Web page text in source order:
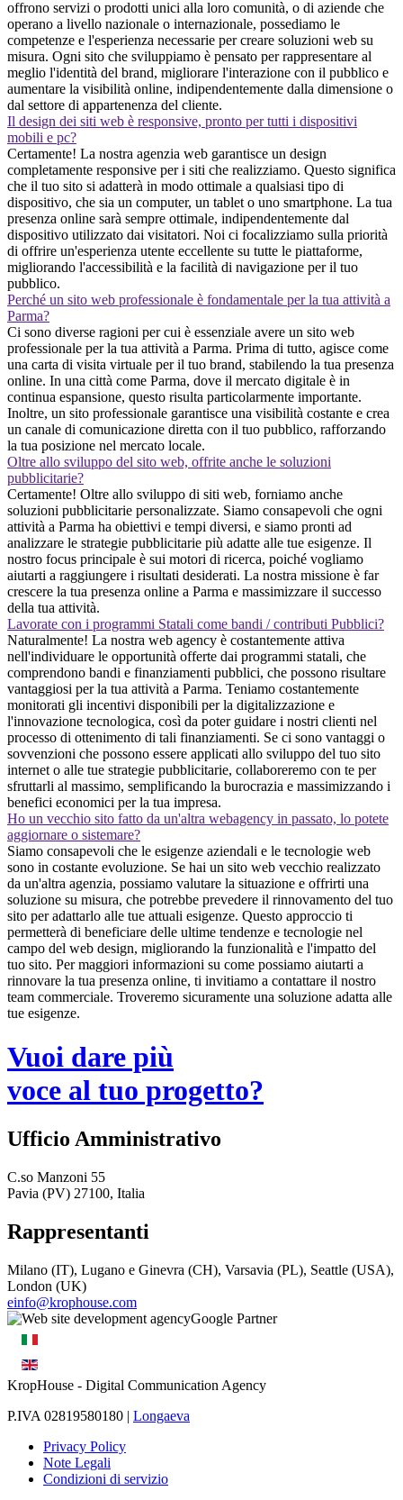
offrono servizi o prodotti unici alla loro comunità, o di aziende che
operano a livello nazionale o internazionale, possediamo le
competenze e l'esperienza necessarie per creare soluzioni web su
misura. Ogni sito che sviluppiamo è pensato per rappresentare al
meglio l'identità del brand, migliorare l'interazione con il pubblico e
aumentare la visibilità online, indipendentemente dalla dimensione o
dal settore di appartenenza del cliente.
Il design dei siti web è responsive, pronto per tutti i dispositivi
mobili e pc?
Certamente! La nostra agenzia web garantisce un design
completamente responsive per i siti che realizziamo. Questo significa
che il tuo sito si adatterà in modo ottimale a qualsiasi tipo di
dispositivo, che sia un computer, un tablet o uno smartphone. La tua
presenza online sarà sempre ottimale, indipendentemente dal
dispositivo utilizzato dai visitatori. Noi ci focalizziamo sulla priorità
di offrire un'esperienza utente eccellente su tutte le piattaforme,
migliorando l'accessibilità e la facilità di navigazione per il tuo
pubblico.
Perché un sito web professionale è fondamentale per la tua attività a
Parma?
Ci sono diverse ragioni per cui è essenziale avere un sito web
professionale per la tua attività a Parma. Prima di tutto, agisce come
una carta di visita virtuale per il tuo brand, stabilendo la tua presenza
online. In una città come Parma, dove il mercato digitale è in
continua espansione, questo risulta particolarmente importante.
Inoltre, un sito professionale garantisce una visibilità costante e crea
un canale di comunicazione diretta con il tuo pubblico, rafforzando
la tua posizione nel mercato locale.
Oltre allo sviluppo del sito web, offrite anche le soluzioni
pubblicitarie?
Certamente! Oltre allo sviluppo di siti web, forniamo anche
soluzioni pubblicitarie personalizzate. Siamo consapevoli che ogni
attività a Parma ha obiettivi e tempi diversi, e siamo pronti ad
analizzare le strategie pubblicitarie più adatte alle tue esigenze. Il
nostro focus principale è sui motori di ricerca, poiché vogliamo
aiutarti a raggiungere i risultati desiderati. La nostra missione è far
crescere la tua presenza online a Parma e massimizzare il successo
della tua attività.
Lavorate con i programmi Statali come bandi / contributi Pubblici?
Naturalmente! La nostra web agency è costantemente attiva
nell'individuare le opportunità offerte dai programmi statali, che
comprendono bandi e finanziamenti pubblici, che possono risultare
vantaggiosi per la tua attività a Parma. Teniamo costantemente
monitorati gli incentivi disponibili per la digitalizzazione e
l'innovazione tecnologica, così da poter guidare i nostri clienti nel
processo di ottenimento di tali finanziamenti. Se ci sono vantaggi o
sovvenzioni che possono essere applicati allo sviluppo del tuo sito
internet o alle tue strategie pubblicitarie, collaboreremo con te per
sfruttarli al massimo, semplificando la burocrazia e massimizzando i
benefici economici per la tua impresa.
Ho un vecchio sito fatto da un'altra webagency in passato, lo potete
aggiornare o sistemare?
Siamo consapevoli che le esigenze aziendali e le tecnologie web
sono in costante evoluzione. Se hai un sito web vecchio realizzato
da un'altra agenzia, possiamo valutare la situazione e offrirti una
soluzione su misura, che potrebbe prevedere il rinnovamento del tuo
sito per adattarlo alle tue attuali esigenze. Questo approccio ti
permetterà di beneficiare delle ultime tendenze e tecnologie nel
campo del web design, migliorando la funzionalità e l'impatto del
tuo sito. Per maggiori informazioni su come possiamo aiutarti a
rinnovare la tua presenza online, ti invitiamo a contattare il nostro
team commerciale. Troveremo sicuramente una soluzione adatta alle
tue esigenze.
Vuoi dare più
voce al tuo progetto?
Ufficio Amministrativo
C.so Manzoni 55
Pavia (PV) 27100, Italia
Rappresentanti
Milano (IT), Lugano e Ginevra (CH), Varsavia (PL), Seattle (USA),
London (UK)
einfo@krophouse.com
KropHouse - Digital Communication Agency
P.IVA 02819580180 | Longaeva
Privacy Policy
Note Legali
Condizioni di servizio